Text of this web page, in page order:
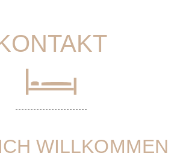
WILLKOMMEN